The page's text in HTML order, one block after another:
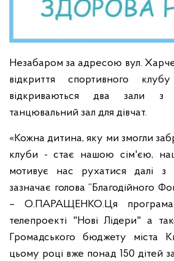
Незабаром за адресою вул.
відкриття спортивного
відкриваються два зали з
танцювальний зал для дівчат.
«Кожна дитина, яку ми змогли
клуби - стає нашою сім'єю,
мотивує нас рухатися далі
зазначає голова “Благодійного
– О.ПАРАЩЕНКО.Ця
телепроекті "Нові Лідери" а
Громадського бюджету міста
цьому році вже понад 150 дітей